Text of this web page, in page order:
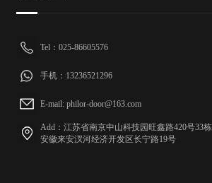
Tel：025-86605576
手机：13236521296
E-mail: philor-door@163.com
Add：江苏省南京中山科技园旺鑫路420号33栋
安徽来安汊河经济开发区长宁路19号